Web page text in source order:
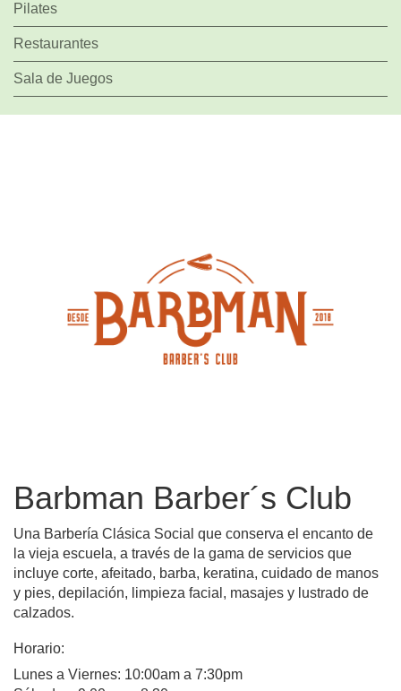
Pilates
Restaurantes
Sala de Juegos
Barbman Barber´s Club
Una Barbería Clásica Social que conserva el encanto de
la vieja escuela, a través de la gama de servicios que
incluye corte, afeitado, barba, keratina, cuidado de manos
y pies, depilación, limpieza facial, masajes y lustrado de
calzados.
Horario:
Lunes a Viernes: 10:00am a 7:30pm